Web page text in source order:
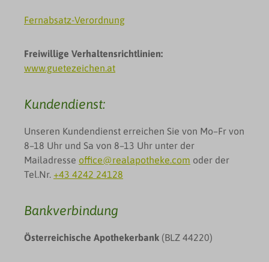
Fernabsatz-Verordnung
Freiwillige Verhaltensrichtlinien:
www.guetezeichen.at
Kundendienst:
Unseren Kundendienst erreichen Sie von Mo–Fr von
8–18 Uhr und Sa von 8–13 Uhr unter der
Mailadresse office@realapotheke.com oder der
Tel.Nr. +43 4242 24128
Bankverbindung
Österreichische Apothekerbank (BLZ 44220)